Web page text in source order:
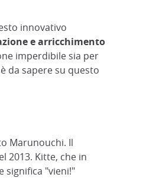
innovativo
e arricchimento
imperdibile sia per
da sapere su questo
Marunouchi. Il
2013. Kitte, che in
significa "vieni!"